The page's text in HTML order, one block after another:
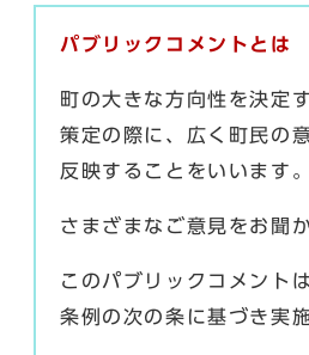
パブリックコメントとは
町の大きな方向性を決定
策定の際に、広く町民の
反映することをいいます。
さまざまなご意見をお聞
このパブリックコメント
条例の次の条に基づき実